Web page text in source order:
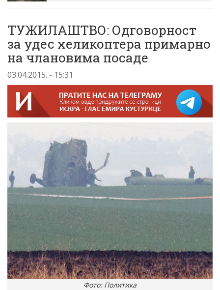
ТУЖИЛАШТВО: Одговорност
за удес хеликоптера примарно
на члановима посаде
03.04.2015. - 15:31
Фото: Политика